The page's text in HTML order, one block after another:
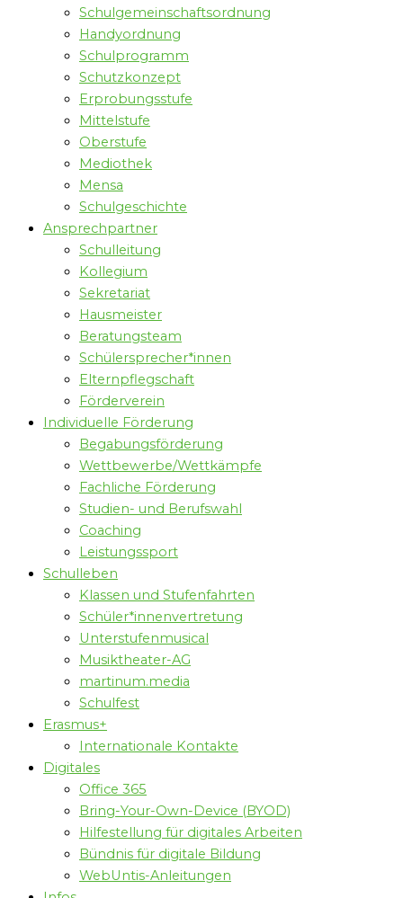
Schulgemeinschaftsordnung
Handyordnung
Schulprogramm
Schutzkonzept
Erprobungsstufe
Mittelstufe
Oberstufe
Mediothek
Mensa
Schulgeschichte
Ansprechpartner
Schulleitung
Kollegium
Sekretariat
Hausmeister
Beratungsteam
Schülersprecher*innen
Elternpflegschaft
Förderverein
Individuelle Förderung
Begabungsförderung
Wettbewerbe/Wettkämpfe
Fachliche Förderung
Studien- und Berufswahl
Coaching
Leistungssport
Schulleben
Klassen und Stufenfahrten
Schüler*innenvertretung
Unterstufenmusical
Musiktheater-AG
martinum.media
Schulfest
Erasmus+
Internationale Kontakte
Digitales
Office 365
Bring-Your-Own-Device (BYOD)
Hilfestellung für digitales Arbeiten
Bündnis für digitale Bildung
WebUntis-Anleitungen